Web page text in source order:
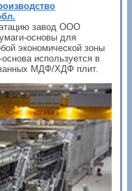
завод ООО
основы для
экономической зоны
используется в
МДФ/ХДФ плит.